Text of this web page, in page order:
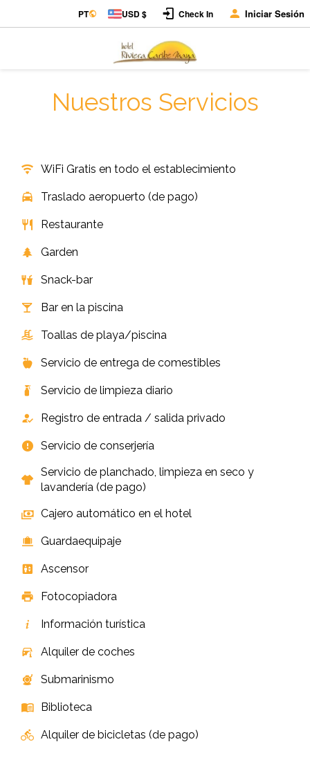
PT USD $ Check In Iniciar Sesión
Nuestros Servicios
WiFi Gratis en todo el establecimiento
Traslado aeropuerto (de pago)
Restaurante
Garden
Snack-bar
Bar en la piscina
Toallas de playa/piscina
Servicio de entrega de comestibles
Servicio de limpieza diario
Registro de entrada / salida privado
Servicio de conserjería
Servicio de planchado, limpieza en seco y
lavandería (de pago)
Cajero automático en el hotel
Guardaequipaje
Ascensor
Fotocopiadora
Información turística
Alquiler de coches
Submarinismo
Biblioteca
Alquiler de bicicletas (de pago)